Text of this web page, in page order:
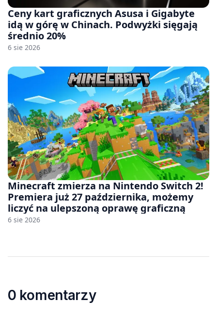
Ceny kart graficznych Asusa i Gigabyte
idą w górę w Chinach. Podwyżki sięgają
średnio 20%
6 sie 2026
Minecraft zmierza na Nintendo Switch 2!
Premiera już 27 października, możemy
liczyć na ulepszoną oprawę graficzną
6 sie 2026
0 komentarzy